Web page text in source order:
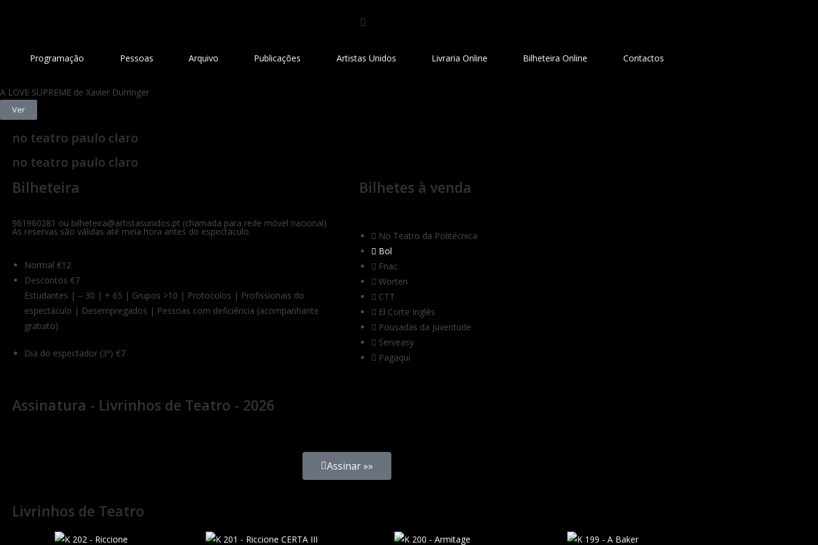
Programação Pessoas Arquivo Publicações Artistas Unidos Livraria Online Bilheteira Online Contactos
A LOVE SUPREME de Xavier Durringer
Ver
no teatro paulo claro
no teatro paulo claro
Bilheteira
961960281 ou bilheteira@artistasunidos.pt (chamada para rede móvel nacional)
As reservas são válidas até meia hora antes do espectáculo.
Normal €12
Descontos €7
Estudantes | – 30 | + 65 | Grupos >10 | Protocolos | Profissionais do
espectáculo | Desempregados | Pessoas com deficiência (acompanhante
gratuito)
Dia do espectador (3ª) €7
Bilhetes à venda
No Teatro da Politécnica
Bol
Fnac
Worten
CTT
El Corte Inglês
Pousadas da Juventude
Serveasy
Pagaqui
Assinatura - Livrinhos de Teatro - 2026
Assinar »»
Livrinhos de Teatro